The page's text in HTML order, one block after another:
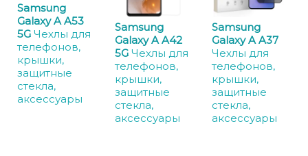
Samsung
Galaxy A A53
5G Чехлы для
телефонов,
крышки,
защитные
стекла,
аксессуары
Samsung
Galaxy A A42
5G Чехлы для
телефонов,
крышки,
защитные
стекла,
аксессуары
Samsung
Galaxy A A37
Чехлы для
телефонов,
крышки,
защитные
стекла,
аксессуары